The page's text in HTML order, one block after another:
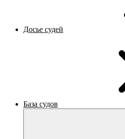
Досье судей
База судов